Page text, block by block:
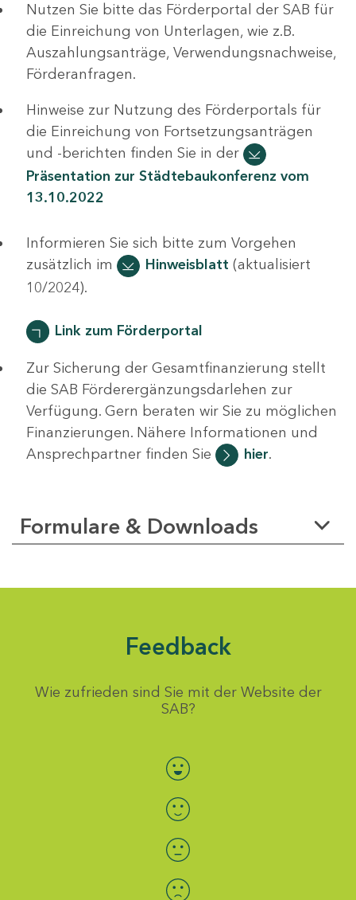
Nutzen Sie bitte das Förderportal der SAB für
die Einreichung von Unterlagen, wie z.B.
Auszahlungsanträge, Verwendungsnachweise,
Förderanfragen.
Hinweise zur Nutzung des Förderportals für
die Einreichung von Fortsetzungsanträgen
und -berichten finden Sie in der
Präsentation zur Städtebaukonferenz vom
13.10.2022
Informieren Sie sich bitte zum Vorgehen
zusätzlich im
Hinweisblatt (aktualisiert
10/2024).
Link zum Förderportal
Zur Sicherung der Gesamtfinanzierung stellt
die SAB Förderergänzungsdarlehen zur
Verfügung. Gern beraten wir Sie zu möglichen
Finanzierungen. Nähere Informationen und
Ansprechpartner finden Sie
hier.
Formulare & Downloads
Feedback
Wie zufrieden sind Sie mit der Website der
SAB?
Bewertung auswählen